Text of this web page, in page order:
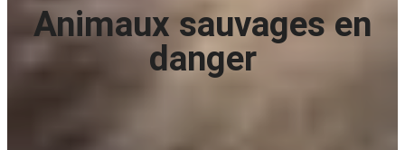
Animaux sauvages en
danger